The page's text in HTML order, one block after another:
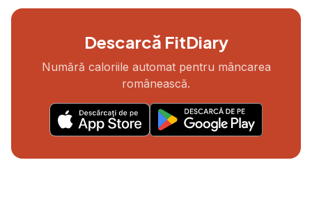
Descarcă FitDiary
Numără caloriile automat pentru mâncarea
românească.